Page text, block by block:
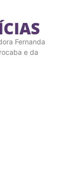
Fernanda
e da